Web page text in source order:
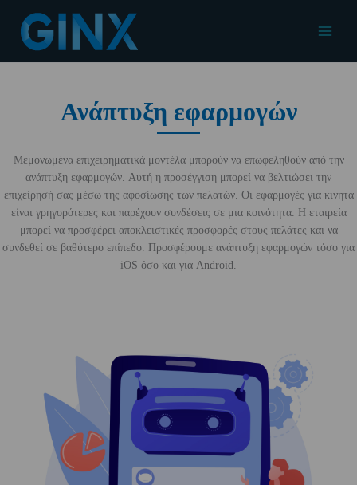
περιεχόμενο
Ανάπτυξη εφαρμογών
Μεμονωμένα επιχειρηματικά μοντέλα μπορούν να επωφεληθούν από την
ανάπτυξη εφαρμογών. Αυτή η προσέγγιση μπορεί να βελτιώσει την
επιχείρησή σας μέσω της αφοσίωσης των πελατών. Οι εφαρμογές για κινητά
είναι γρηγορότερες και παρέχουν συνδέσεις σε μια κοινότητα. Η εταιρεία
μπορεί να προσφέρει αποκλειστικές προσφορές στους πελάτες και να
συνδεθεί σε βαθύτερο επίπεδο. Προσφέρουμε ανάπτυξη εφαρμογών τόσο για
iOS όσο και για Android.